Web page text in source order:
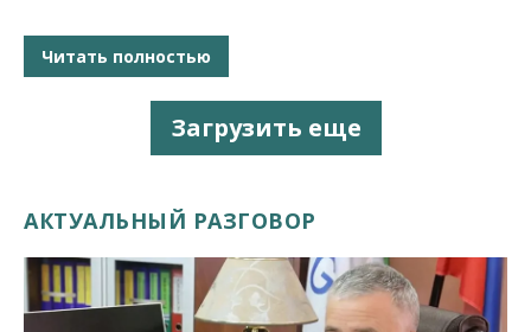
Читать полностью
Загрузить еще
АКТУАЛЬНЫЙ РАЗГОВОР